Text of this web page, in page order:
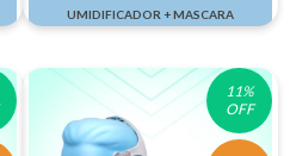
UMIDIFICADOR + MASCARA
11%
OFF